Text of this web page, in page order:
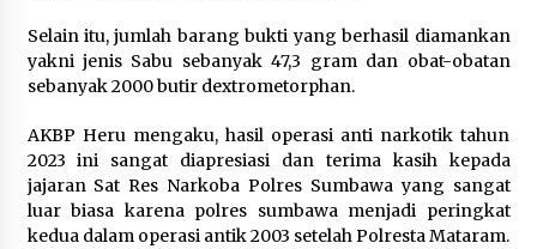
3 hari ago
7 TAHUN DIBIARKAN…! 10 LEMBAGA GERAM :
SIDAK BUPATI dan KAPOLRES DI LANTUNG CUMA
Sidak Cuma Foto – Foto “
4 hari ago
Ketua KONI Mengajak Seluruh Elemen Daerah
Mendukung Sumbawa sebagai Tuan Rumah
Cabang Olahraga PON 2028
Selain itu, jumlah barang bukti yang berhasil diamankan
yakni jenis Sabu sebanyak 47,3 gram dan obat-obatan
sebanyak 2000 butir dextrometorphan.
AKBP Heru mengaku, hasil operasi anti narkotik tahun
2023 ini sangat diapresiasi dan terima kasih kepada
jajaran Sat Res Narkoba Polres Sumbawa yang sangat
luar biasa karena polres sumbawa menjadi peringkat
kedua dalam operasi antik 2003 setelah Polresta Mataram.